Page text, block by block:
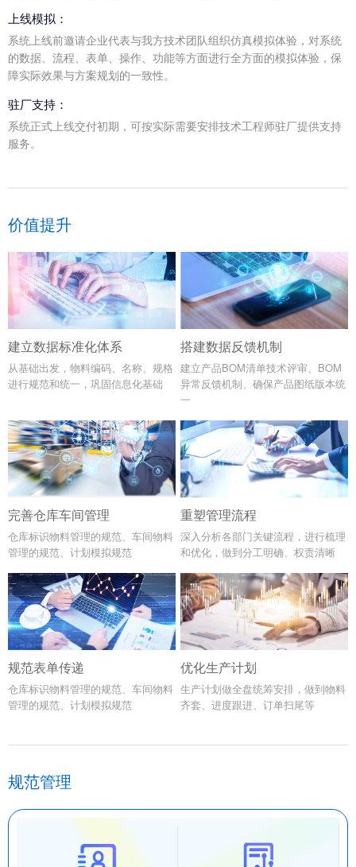
上线模拟：
系统上线前邀请企业代表与我方技术团队组织仿真模拟体验，对系统
的数据、流程、表单、操作、功能等方面进行全方面的模拟体验，保
障实际效果与方案规划的一致性。
驻厂支持：
系统正式上线交付初期，可按实际需要安排技术工程师驻厂提供支持
服务。
价值提升
建立数据标准化体系
从基础出发，物料编码、名称、规格
进行规范和统一，巩固信息化基础
搭建数据反馈机制
建立产品BOM清单技术评审、BOM
异常反馈机制、确保产品图纸版本统
一
完善仓库车间管理
仓库标识物料管理的规范、车间物料
管理的规范、计划模拟规范
重塑管理流程
深入分析各部门关键流程，进行梳理
和优化，做到分工明确、权责清晰
规范表单传递
仓库标识物料管理的规范、车间物料
管理的规范、计划模拟规范
优化生产计划
生产计划做全盘统筹安排，做到物料
齐套、进度跟进、订单扫尾等
规范管理